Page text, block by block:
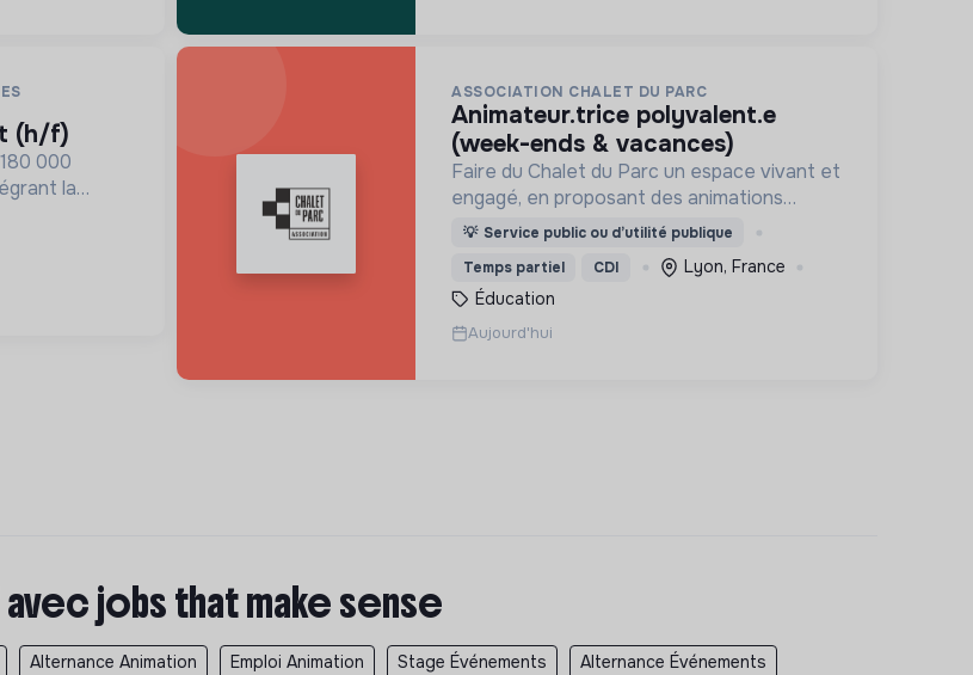
(h/f)
000
la
par une
durables
ASSOCIATION CHALET DU PARC
animateur.trice polyvalent.e
(week-ends & vacances)
Faire du Chalet du Parc un espace vivant et
engagé, en proposant des animations
culturelles et pédagogiques (ateliers, expos,
et inspirante.
💡 Service public ou d’utilité publique
Temps partiel
CDI
Lyon, France
Éducation
Aujourd'hui
jobs that make sense
Alternance Animation Emploi Animation Stage Événements Alternance Événements